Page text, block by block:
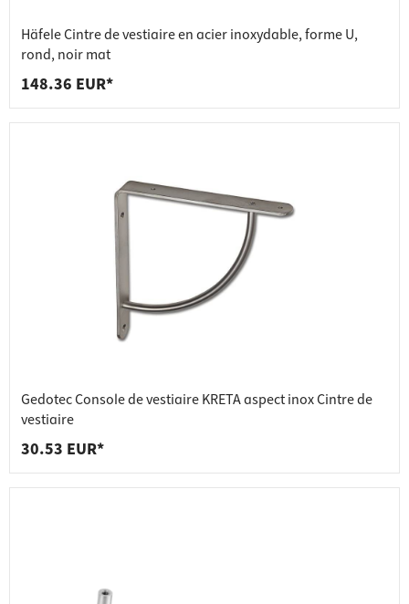
Häfele Cintre de vestiaire en acier inoxydable, forme U,
rond, noir mat
148.36 EUR*
Gedotec Console de vestiaire KRETA aspect inox Cintre de
vestiaire
30.53 EUR*